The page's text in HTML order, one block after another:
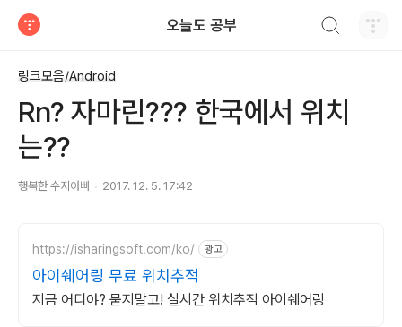
오늘도 공부
링크모음/Android
Rn? 자마린??? 한국에서 위치
는??
행복한 수지아빠 2017. 12. 5. 17:42
https://isharingsoft.com/ko/ 광고
아이쉐어링 무료 위치추적
지금 어디야? 묻지말고! 실시간 위치추적 아이쉐어링